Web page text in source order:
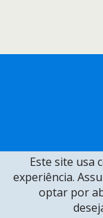
Este site usa
experiência.
optar por